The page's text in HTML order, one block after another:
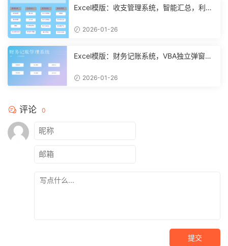
Excel模版：收支管理系统，智能汇总，利润
2026-01-26
Excel模版：财务记账系统，VBA独立弹窗，
2026-01-26
评论 0
提交